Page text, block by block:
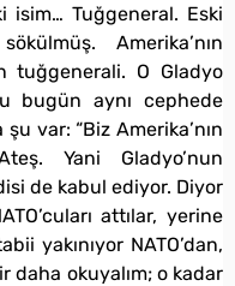
isim… Tuğgeneral. Eski
Amerika’nın
tuğgenerali. O Gladyo
bugün aynı cephede
var: “Biz Amerika’nın
Yani Gladyo’nun
de kabul ediyor. Diyor
attılar, yerine
yakınıyor NATO’dan,
daha okuyalım; o kadar